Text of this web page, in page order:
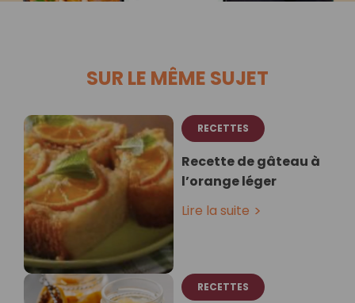
SUR LE MÊME SUJET
RECETTES
Recette de gâteau à
l’orange léger
Lire la suite
RECETTES